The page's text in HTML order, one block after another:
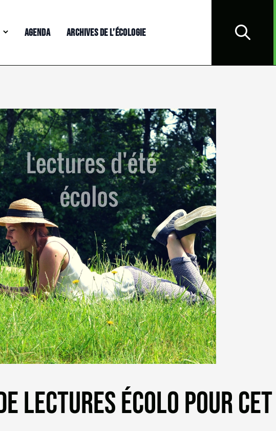
AGENDA ARCHIVES DE L’ÉCOLOGIE
LECTURES ÉCOLO POUR